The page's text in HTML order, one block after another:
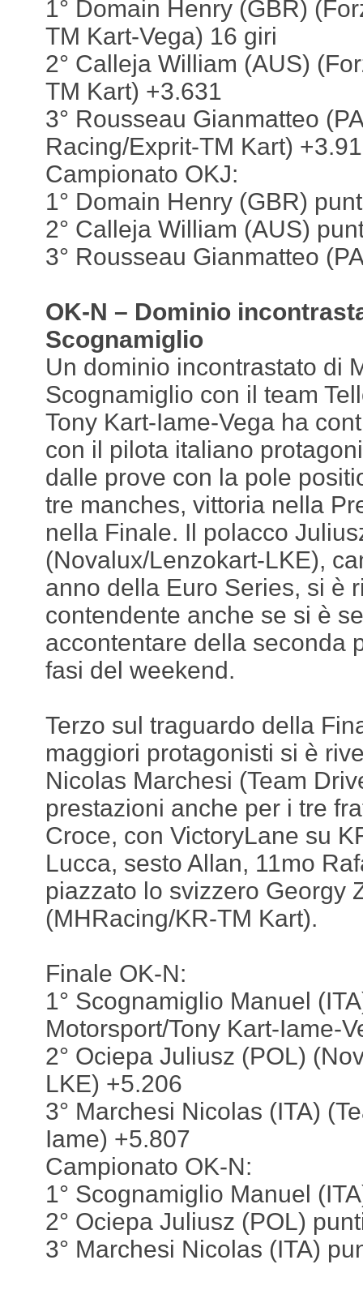
1° Domain Henry (GBR)
TM Kart-Vega) 16 giri
2° Calleja William (AUS)
TM Kart) +3.631
3° Rousseau Gianmatteo
Racing/Exprit-TM Kart)
Campionato OKJ:
1° Domain Henry (GBR)
2° Calleja William (AUS)
3° Rousseau Gianmatteo
OK-N – Dominio
Scognamiglio
Un dominio incontrastato di
Scognamiglio con il team
Tony Kart-Iame-Vega ha
con il pilota italiano
dalle prove con la pole
tre manches, vittoria nella
nella Finale. Il polacco
(Novalux/Lenzokart-LKE),
anno della Euro Series, si è
contendente anche se si è
accontentare della seconda
fasi del weekend.
Terzo sul traguardo della
maggiori protagonisti si è
Nicolas Marchesi (Team
prestazioni anche per i tre
Croce, con VictoryLane su
Lucca, sesto Allan, 11mo
piazzato lo svizzero Georgy
(MHRacing/KR-TM Kart).
Finale OK-N:
1° Scognamiglio Manuel
Motorsport/Tony Kart-Iame-
2° Ociepa Juliusz (POL)
LKE) +5.206
3° Marchesi Nicolas (ITA)
Iame) +5.807
Campionato OK-N:
1° Scognamiglio Manuel
2° Ociepa Juliusz (POL)
3° Marchesi Nicolas (ITA)